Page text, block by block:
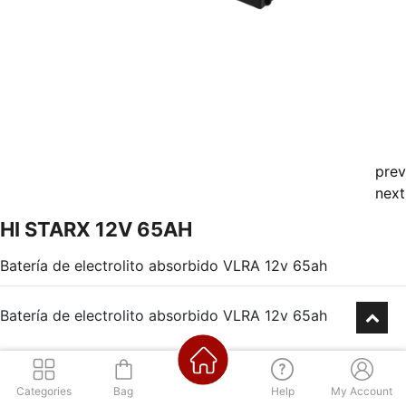
prev
next
HI STARX 12V 65AH
Batería de electrolito absorbido VLRA 12v 65ah
Batería de electrolito absorbido VLRA 12v 65ah
Consultá por nuestra financiación
Categories Bag Help My Account